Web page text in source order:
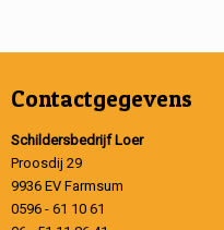
Contactgegevens
Schildersbedrijf Loer
Proosdij 29
9936 EV Farmsum
0596 - 61 10 61